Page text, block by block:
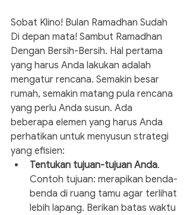
Sobat Klino! Bulan Ramadhan Sudah
Di depan mata! Sambut Ramadhan
Dengan Bersih-Bersih. Hal pertama
yang harus Anda lakukan adalah
mengatur rencana. Semakin besar
rumah, semakin matang pula rencana
yang perlu Anda susun. Ada
beberapa elemen yang harus Anda
perhatikan untuk menyusun strategi
yang efisien:
Tentukan tujuan-tujuan Anda.
Contoh tujuan: merapikan benda-
benda di ruang tamu agar terlihat
lebih lapang. Berikan batas waktu